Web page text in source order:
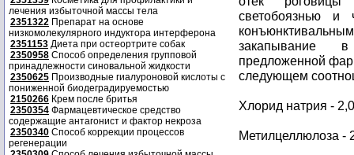
лечения избыточной массы тела
2351322 Препарат на основе
низкомолекулярного индуктора интерферона
2351153 Диета при остеортрите собак
2350958 Способ определения групповой
принадлежности синовальной жидкости
2350625 Производные гиалуроновой кислоты с
пониженной биодеградируемостью
2150266 Крем после бритья
2350354 Фармацевтическое средство
содержащие антагонист и фактор некроза
2350340 Способ коррекции процессов
регенерации
светобоязнью и
закапывание
предложенной
следующем
Хлорид натрия - 2,0
Метилцеллюлоза -